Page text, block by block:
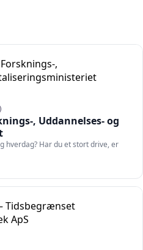
, Uddannelses- og
hverdag? Har du et stort drive, er